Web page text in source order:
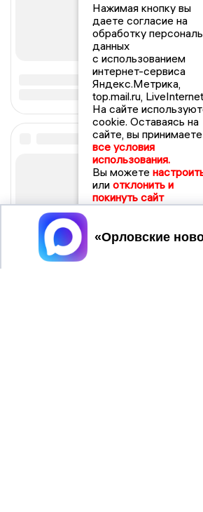
Нажимая кнопку вы
даете согласие на
обработку
данных
с использованием
интернет-сервиса
Яндекс.Метрика,
top.mail.ru,
На сайте
cookie. Оставаясь на
сайте, вы принимаете
все условия
использования.
Вы можете
или отклонить и
покинуть сайт
Принять